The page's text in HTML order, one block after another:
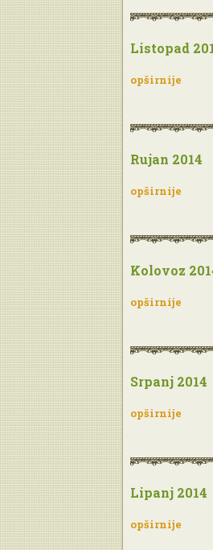
Listopad
opširnije
Rujan 2014
opširnije
Kolovoz
opširnije
Srpanj 2014
opširnije
Lipanj 2014
opširnije